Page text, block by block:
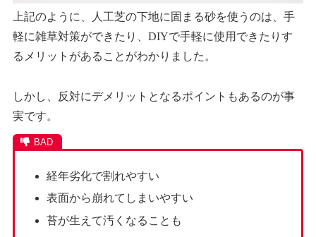
上記のように、人工芝の下地に固まる砂を使うのは、手
軽に雑草対策ができたり、DIYで手軽に使用できたりす
るメリットがあることがわかりました。
しかし、反対にデメリットとなるポイントもあるのが事
実です。
経年劣化で割れやすい
表面から崩れてしまいやすい
苔が生えて汚くなることも